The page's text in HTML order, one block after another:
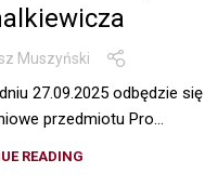
Muszyński
27.09.2025 odbędzie się
przedmiotu Pro...
READING